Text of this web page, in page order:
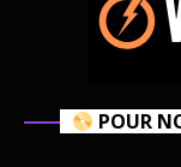
POUR